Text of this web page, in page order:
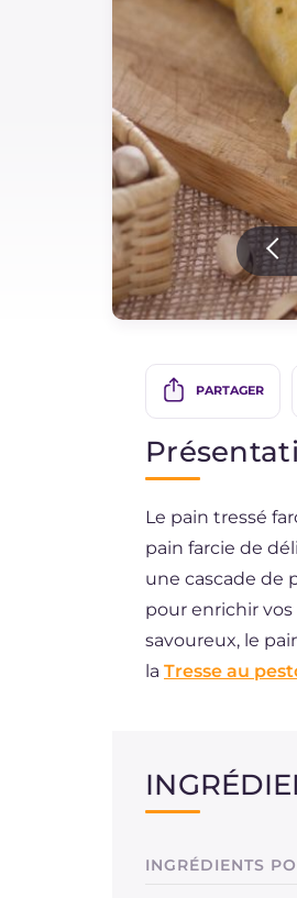
Dernieres recettes
IT Website
Instagram
YouTube
PARTAGER
Le pain tressé
pain farcie de
une cascade de
pour enrichir
savoureux, le
la Tresse au
INGRÉDIENTS